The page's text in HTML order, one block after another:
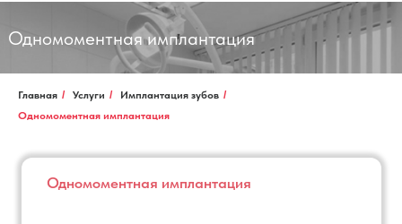
Одномоментная имплантация
Главная / Услуги / Имплантация зубов /
Одномоментная имплантация
Одномоментная имплантация